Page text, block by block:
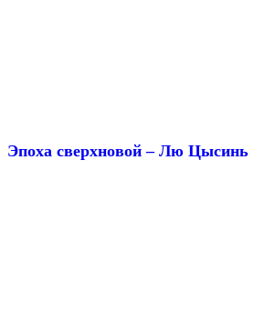
Эпоха сверхновой – Лю Цысинь